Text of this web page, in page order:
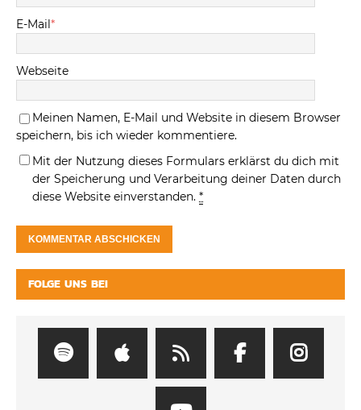
E-Mail*
Webseite
Meinen Namen, E-Mail und Website in diesem Browser
speichern, bis ich wieder kommentiere.
Mit der Nutzung dieses Formulars erklärst du dich mit
der Speicherung und Verarbeitung deiner Daten durch
diese Website einverstanden. *
FOLGE UNS BEI